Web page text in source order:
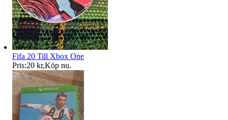
Fifa 20 Till Xbox One
Pris:20 kr,Köp nu.